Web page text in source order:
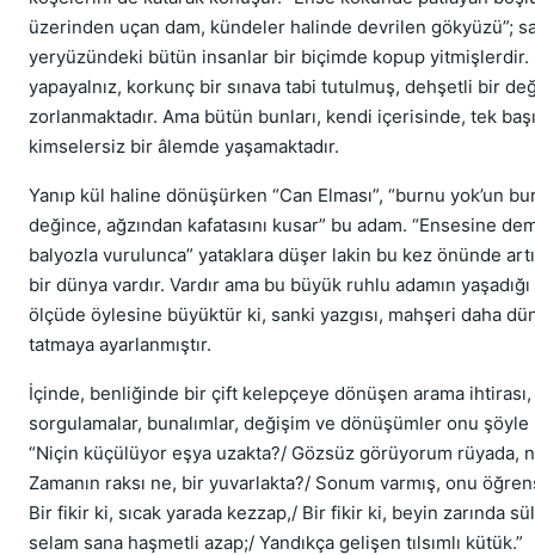
üzerinden uçan dam, kündeler halinde devrilen gökyüzü”;
yeryüzündeki bütün insanlar bir biçimde kopup yitmişlerdir.
yapayalnız, korkunç bir sınava tabi tutulmuş, dehşetli bir
zorlanmaktadır. Ama bütün bunları, kendi içerisinde, tek
kimselersiz bir âlemde yaşamaktadır.
Yanıp kül haline dönüşürken “Can Elması”, “burnu yok’un
değince, ağzından kafatasını kusar” bu adam. “Ensesine
balyozla vurulunca” yataklara düşer lakin bu kez önünde
bir dünya vardır. Vardır ama bu büyük ruhlu adamın
ölçüde öylesine büyüktür ki, sanki yazgısı, mahşeri daha
tatmaya ayarlanmıştır.
İçinde, benliğinde bir çift kelepçeye dönüşen arama ihtirası,
sorgulamalar, bunalımlar, değişim ve dönüşümler onu
“Niçin küçülüyor eşya uzakta?/ Gözsüz görüyorum rüyada,
Zamanın raksı ne, bir yuvarlakta?/ Sonum varmış, onu
Bir fikir ki, sıcak yarada kezzap,/ Bir fikir ki, beyin zarında
selam sana haşmetli azap;/ Yandıkça gelişen tılsımlı kütük.”